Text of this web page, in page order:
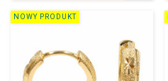
NOWY PRODUKT